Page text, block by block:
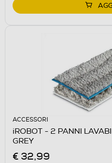
ACCESSORI
iROBOT - 2 PANNI
GREY
€ 32,99